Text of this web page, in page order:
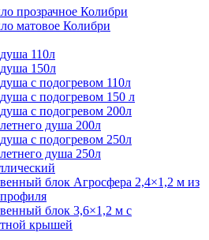
прозрачное Колибри
матовое Колибри
110л
150л
с подогревом 110л
с подогревом 150 л
с подогревом 200л
душа 200л
с подогревом 250л
душа 250л
блок Агросфера 2,4×1,2 м из
блок 3,6×1,2 м с
крышей